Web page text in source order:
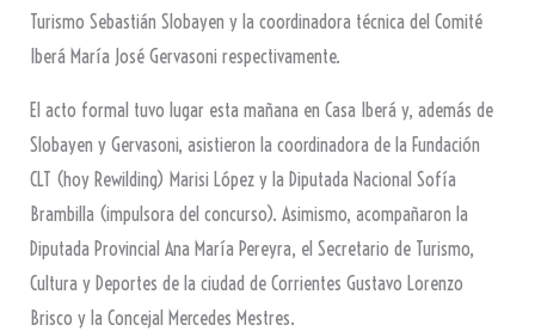
Turismo Sebastián Slobayen y la coordinadora técnica del Comité
Iberá María José Gervasoni respectivamente.
El acto formal tuvo lugar esta mañana en Casa Iberá y, además de
Slobayen y Gervasoni, asistieron la coordinadora de la Fundación
CLT (hoy Rewilding) Marisi López y la Diputada Nacional Sofía
Brambilla (impulsora del concurso). Asimismo, acompañaron la
Diputada Provincial Ana María Pereyra, el Secretario de Turismo,
Cultura y Deportes de la ciudad de Corrientes Gustavo Lorenzo
Brisco y la Concejal Mercedes Mestres.